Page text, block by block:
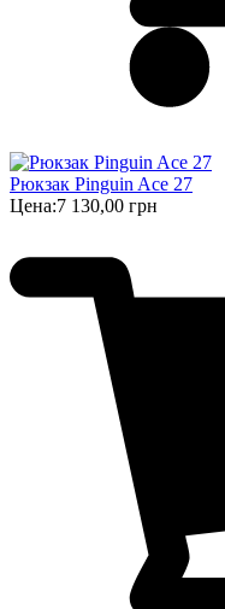
Рюкзак Pinguin Ace 27
Цена:7 130,00 грн